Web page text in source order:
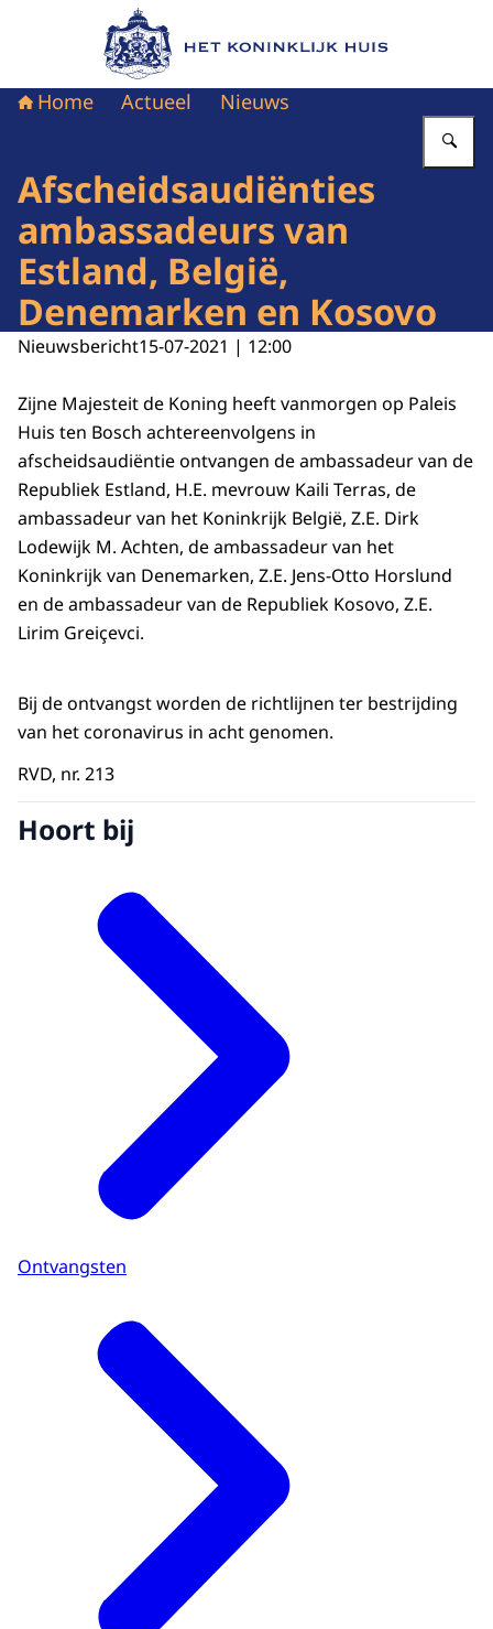
Naar de homepage van Het Koninklijk Huis
Home Actueel Nieuws
Afscheidsaudiënties
ambassadeurs van
Estland, België,
Denemarken en Kosovo
Nieuwsbericht15-07-2021 | 12:00
Zijne Majesteit de Koning heeft vanmorgen op Paleis
Huis ten Bosch achtereenvolgens in
afscheidsaudiëntie ontvangen de ambassadeur van de
Republiek Estland, H.E. mevrouw Kaili Terras, de
ambassadeur van het Koninkrijk België, Z.E. Dirk
Lodewijk M. Achten, de ambassadeur van het
Koninkrijk van Denemarken, Z.E. Jens-Otto Horslund
en de ambassadeur van de Republiek Kosovo, Z.E.
Lirim Greiçevci.
Bij de ontvangst worden de richtlijnen ter bestrijding
van het coronavirus in acht genomen.
RVD, nr. 213
Hoort bij
Ontvangsten